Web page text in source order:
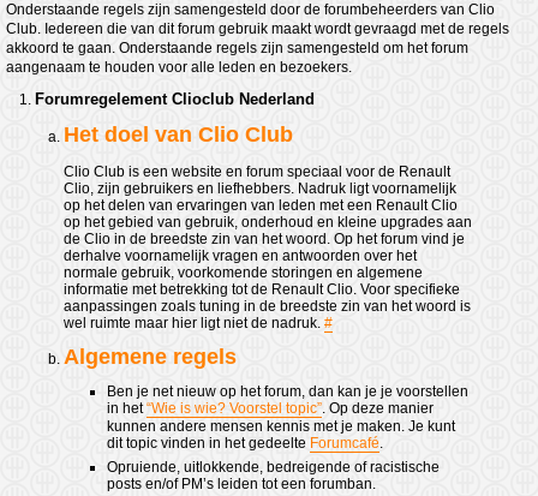
Onderstaande regels zijn samengesteld door de forumbeheerders van Clio
Club. Iedereen die van dit forum gebruik maakt wordt gevraagd met de regels
akkoord te gaan. Onderstaande regels zijn samengesteld om het forum
aangenaam te houden voor alle leden en bezoekers.
Forumregelement Clioclub Nederland
Het doel van Clio Club
Clio Club is een website en forum speciaal voor de Renault
Clio, zijn gebruikers en liefhebbers. Nadruk ligt voornamelijk
op het delen van ervaringen van leden met een Renault Clio
op het gebied van gebruik, onderhoud en kleine upgrades aan
de Clio in de breedste zin van het woord. Op het forum vind je
derhalve voornamelijk vragen en antwoorden over het
normale gebruik, voorkomende storingen en algemene
informatie met betrekking tot de Renault Clio. Voor specifieke
aanpassingen zoals tuning in de breedste zin van het woord is
wel ruimte maar hier ligt niet de nadruk. #
Algemene regels
Ben je net nieuw op het forum, dan kan je je voorstellen
in het“Wie is wie? Voorstel topic” . Op deze manier
kunnen andere mensen kennis met je maken. Je kunt
dit topic vinden in het gedeelte Forumcafé
Opruiende, uitlokkende, bedreigende of racistische
posts en/of PM’s leiden tot een forumban.